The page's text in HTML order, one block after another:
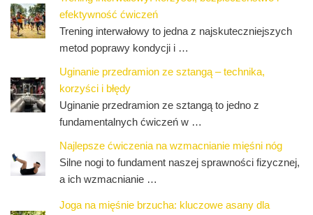
efektywność ćwiczeń
Trening interwałowy to jedna z najskuteczniejszych
metod poprawy kondycji i …
Uginanie przedramion ze sztangą – technika,
korzyści i błędy
Uginanie przedramion ze sztangą to jedno z
fundamentalnych ćwiczeń w …
Najlepsze ćwiczenia na wzmacnianie mięśni nóg
Silne nogi to fundament naszej sprawności fizycznej,
a ich wzmacnianie …
Joga na mięśnie brzucha: kluczowe asany dla